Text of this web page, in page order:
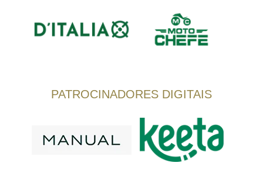
PATROCINADORES DIGITAIS